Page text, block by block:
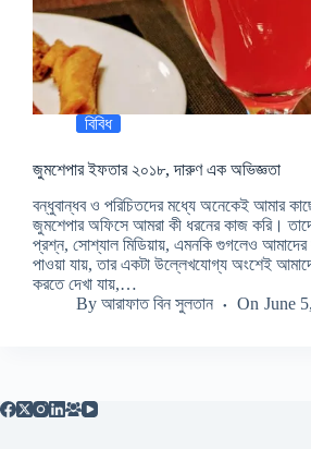
বিবিধ
জুমশেপার ইফতার ২০১৮, দারুণ এক অভিজ্ঞতা
বন্ধুবান্ধব ও পরিচিতদের মধ্যে অনেকেই আমার
জুমশেপার অফিসে আমরা কী ধরনের কাজ করি।
প্রশ্ন, সোশ্যাল মিডিয়ায়, এমনকি গুগলেও আমাদের
পাওয়া যায়, তার একটা উল্লেখযোগ্য অংশেই
করতে দেখা যায়,…
By আরাফাত বিন সুলতান On June